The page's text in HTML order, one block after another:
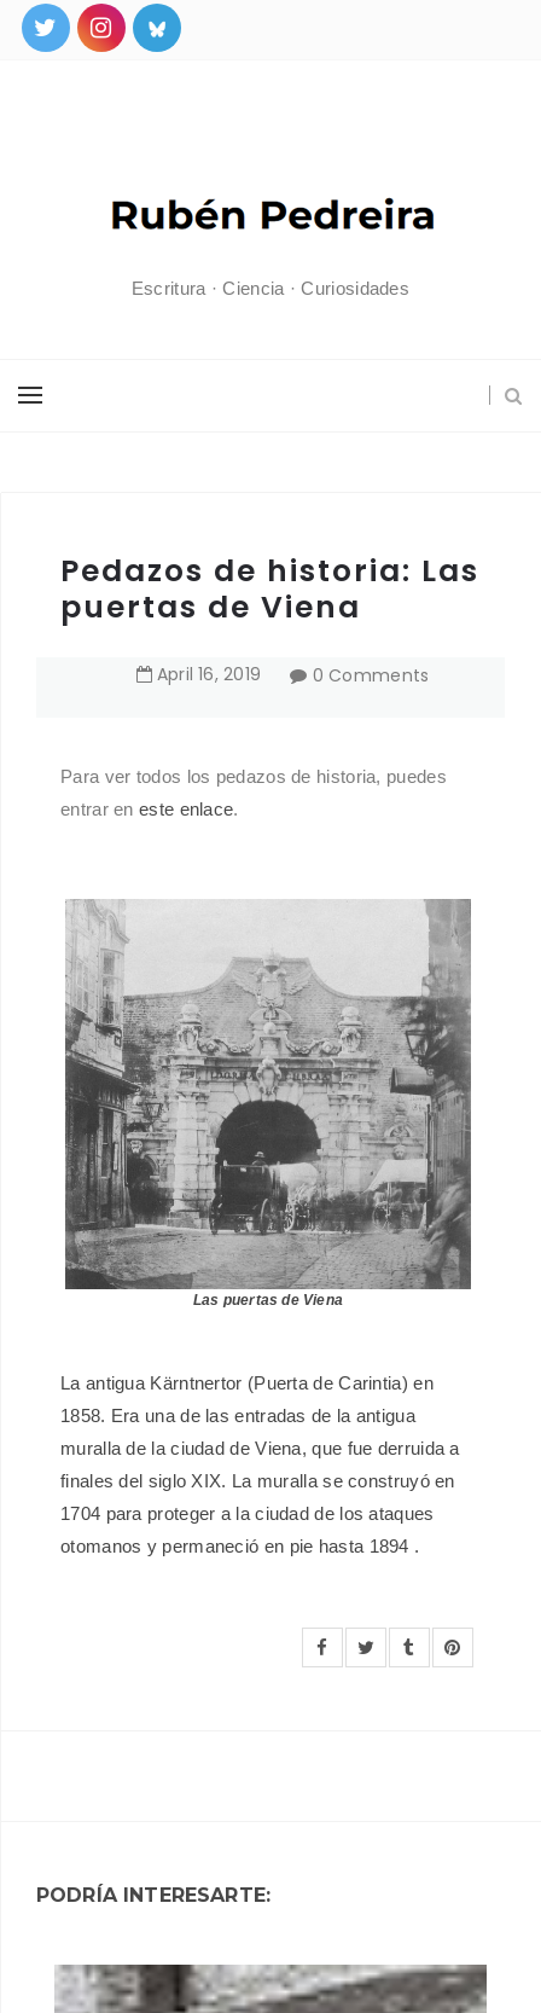
Escritura · Ciencia · Curiosidades
Pedazos de historia: Las
puertas de Viena
April 16,2019 0 Comments
Para ver todos los pedazos de historia, puedes
entrar en este enlace.
Las puertas de Viena
La antigua Kärntnertor (Puerta de Carintia) en
1858. Era una de las entradas de la antigua
muralla de la ciudad de Viena, que fue derruida a
finales del siglo XIX. La muralla se construyó en
1704 para proteger a la ciudad de los ataques
otomanos y permaneció en pie hasta 1894 .
PODRÍA INTERESARTE: